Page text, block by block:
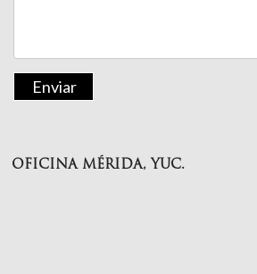
Enviar
OFICINA MÉRIDA, YUC.